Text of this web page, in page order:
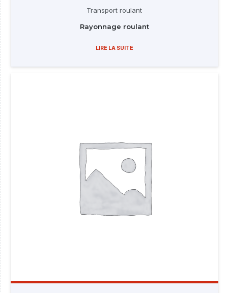
Transport roulant
Rayonnage roulant
LIRE LA SUITE